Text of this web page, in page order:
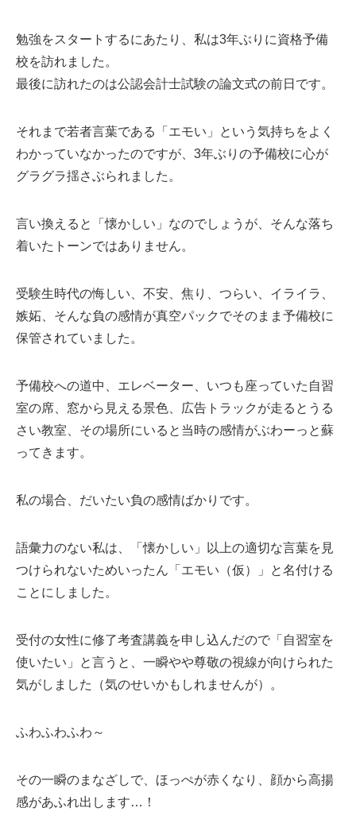
勉強をスタートするにあたり、私は3年ぶりに資格予備
校を訪れました。
最後に訪れたのは公認会計士試験の論文式の前日です。
それまで若者言葉である「エモい」という気持ちをよく
わかっていなかったのですが、3年ぶりの予備校に心が
グラグラ揺さぶられました。
言い換えると「懐かしい」なのでしょうが、そんな落ち
着いたトーンではありません。
受験生時代の悔しい、不安、焦り、つらい、イライラ、
嫉妬、そんな負の感情が真空パックでそのまま予備校に
保管されていました。
予備校への道中、エレベーター、いつも座っていた自習
室の席、窓から見える景色、広告トラックが走るとうる
さい教室、その場所にいると当時の感情がぶわーっと蘇
ってきます。
私の場合、だいたい負の感情ばかりです。
語彙力のない私は、「懐かしい」以上の適切な言葉を見
つけられないためいったん「エモい（仮）」と名付ける
ことにしました。
受付の女性に修了考査講義を申し込んだので「自習室を
使いたい」と言うと、一瞬やや尊敬の視線が向けられた
気がしました（気のせいかもしれませんが）。
ふわふわふわ～
その一瞬のまなざしで、ほっぺが赤くなり、顔から高揚
感があふれ出します…！